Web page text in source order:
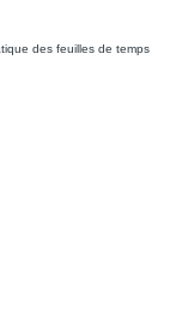
des feuilles de temps